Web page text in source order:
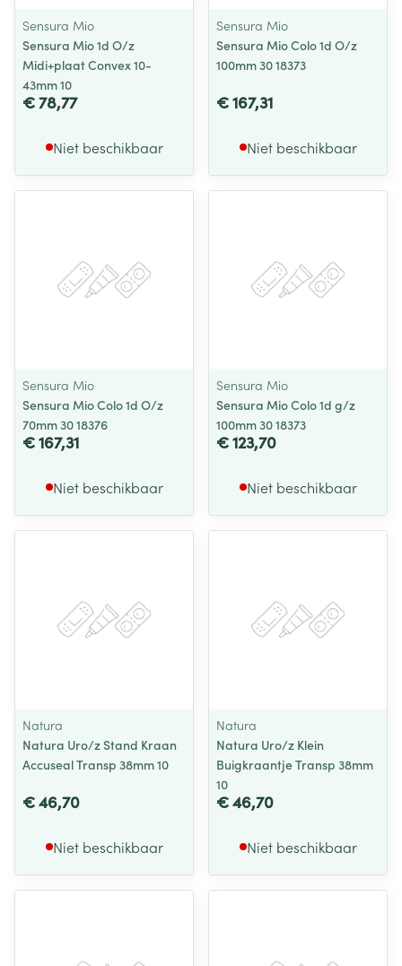
Sensura Mio
Sensura Mio 1d O/z
Midi+plaat Convex 10-
43mm 10
€ 78,77
Niet beschikbaar
Sensura Mio
Sensura Mio Colo 1d O/z
100mm 30 18373
€ 167,31
Niet beschikbaar
Sensura Mio
Sensura Mio Colo 1d O/z
70mm 30 18376
€ 167,31
Niet beschikbaar
Sensura Mio
Sensura Mio Colo 1d g/z
100mm 30 18373
€ 123,70
Niet beschikbaar
Natura
Natura Uro/z Stand Kraan
Accuseal Transp 38mm 10
€ 46,70
Niet beschikbaar
Natura
Natura Uro/z Klein
Buigkraantje Transp 38mm
10
€ 46,70
Niet beschikbaar